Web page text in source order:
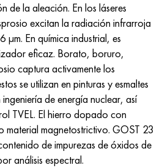
de la aleación. En los láseres
excitan la radiación infrarroja
En química industrial, es
eficaz. Borato, boruro,
captura activamente los
se utilizan en pinturas y esmaltes
de energía nuclear, así
TVEL. El hierro dopado con
material magnetostrictivo. GOST 23
de impurezas de óxidos de
análisis espectral.
uns s45500
sw18